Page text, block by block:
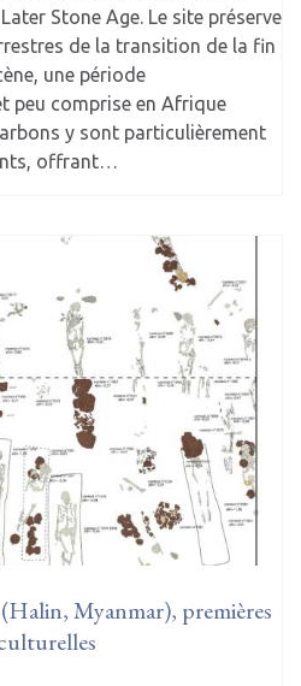
Stone Age. Le site préserve
de la transition de la fin
une période
peu comprise en Afrique
y sont particulièrement
offrant…
Myanmar), premières